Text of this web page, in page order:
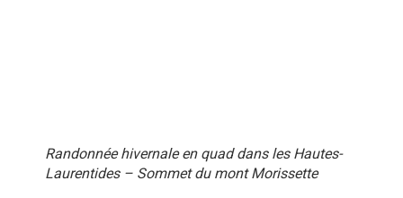
Randonnée hivernale en quad dans les Hautes-
Laurentides – Sommet du mont Morissette